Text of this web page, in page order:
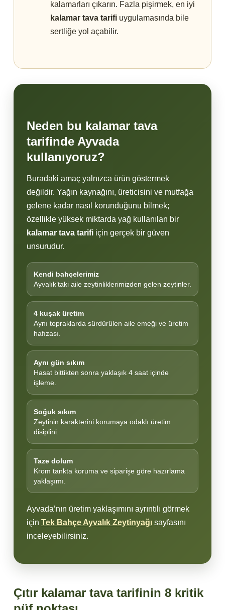
kalamarları çıkarın. Fazla pişirmek, en iyi
kalamar tava tarifi uygulamasında bile
sertliğe yol açabilir.
Neden bu kalamar tava
tarifinde Ayvada
kullanıyoruz?
Buradaki amaç yalnızca ürün göstermek
değildir. Yağın kaynağını, üreticisini ve mutfağa
gelene kadar nasıl korunduğunu bilmek;
özellikle yüksek miktarda yağ kullanılan bir
kalamar tava tarifi için gerçek bir güven
unsurudur.
Kendi bahçelerimiz
Ayvalık’taki aile zeytinliklerimizden gelen zeytinler.
4 kuşak üretim
Aynı topraklarda sürdürülen aile emeği ve üretim
hafızası.
Aynı gün sıkım
Hasat bittikten sonra yaklaşık 4 saat içinde
işleme.
Soğuk sıkım
Zeytinin karakterini korumaya odaklı üretim
disiplini.
Taze dolum
Krom tankta koruma ve siparişe göre hazırlama
yaklaşımı.
Ayvada’nın üretim yaklaşımını ayrıntılı görmek
için Tek Bahçe Ayvalık Zeytinyağı sayfasını
inceleyebilirsiniz.
Çıtır kalamar tava tarifinin 8 kritik